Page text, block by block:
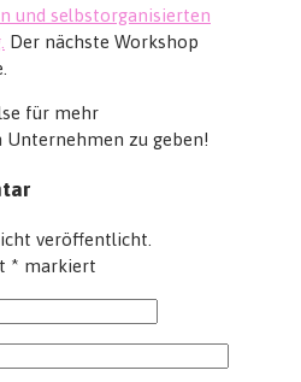
und selbstorganisierten
Der nächste Workshop
für mehr
zu geben!
veröffentlicht.
* markiert